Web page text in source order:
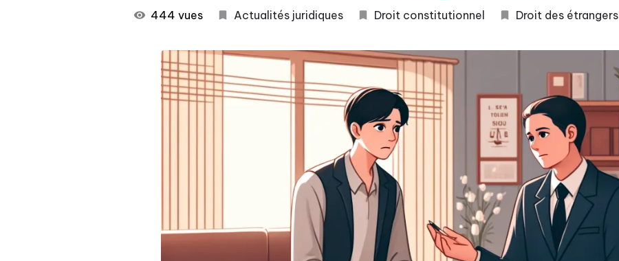
444 vues Actualités juridiques Droit constitutionnel Droit des étrangers